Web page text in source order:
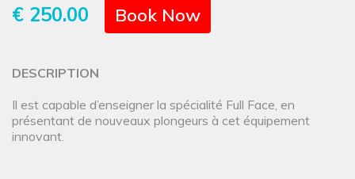
€ 250.00 Book Now
DESCRIPTION
Il est capable d’enseigner la spécialité Full Face, en
présentant de nouveaux plongeurs à cet équipement
innovant.